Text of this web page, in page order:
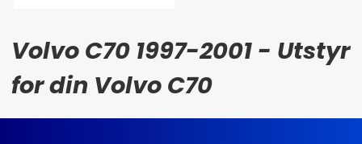
Volvo C70 1997-2001 - Utstyr
for din Volvo C70